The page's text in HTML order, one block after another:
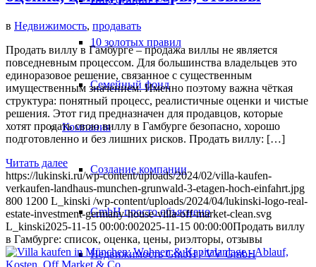
10 золотых правил
Семейный фонд
Компания
Создание компании
GmbH просто объяснено
Недвижимость GmbH / VV GmbH
в Недвижимость, продавать
Продать виллу в Гамбурге – продажа виллы не является
повседневным процессом. Для большинства владельцев это
единоразовое решение, связанное с существенным
имущественным значением. Именно поэтому важна чёткая
структура: понятный процесс, реалистичные оценки и чистые
решения. Этот гид предназначен для продавцов, которые
хотят продать свою виллу в Гамбурге безопасно, хорошо
подготовленно и без лишних рисков. Продать виллу: […]
Читать далее
https://lukinski.ru/wp-content/uploads/2024/02/villa-kaufen-
verkaufen-landhaus-munchen-grunwald-3-etagen-hoch-einfahrt.jpg
800 1200 L_kinski /wp-content/uploads/2024/04/lukinski-logo-real-
estate-investment-germany-house-villa-off-market-clean.svg
L_kinski2025-11-15 00:00:002025-11-15 00:00:00Продать виллу
в Гамбурге: список, оценка, цены, риэлторы, отзывы